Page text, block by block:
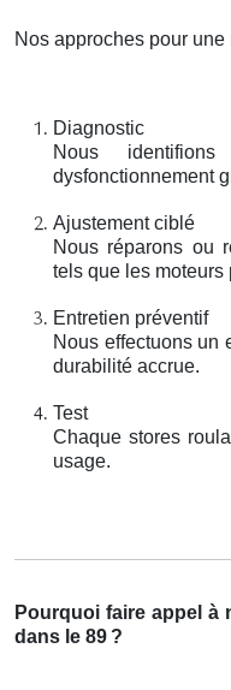
Nos approches pour
Diagnostic
Nous
dysfonctionnement
Ajustement ciblé
Nous réparons ou
tels que les moteurs
Entretien préventif
Nous effectuons un
durabilité accrue.
Test
Chaque stores
usage.
Pourquoi faire appel à
dans le 89 ?